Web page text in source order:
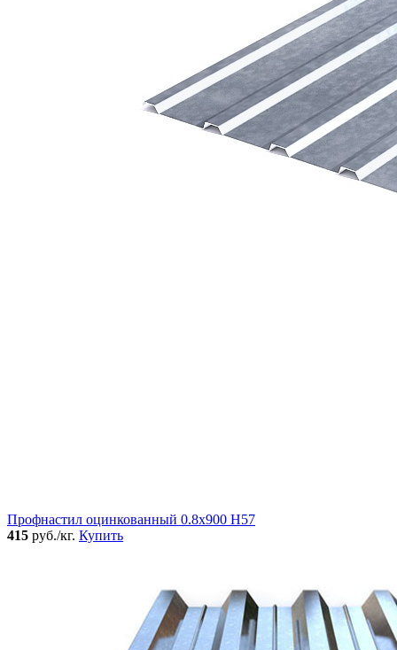
Профнастил оцинкованный 0.8x900 Н57
415 руб./кг. Купить